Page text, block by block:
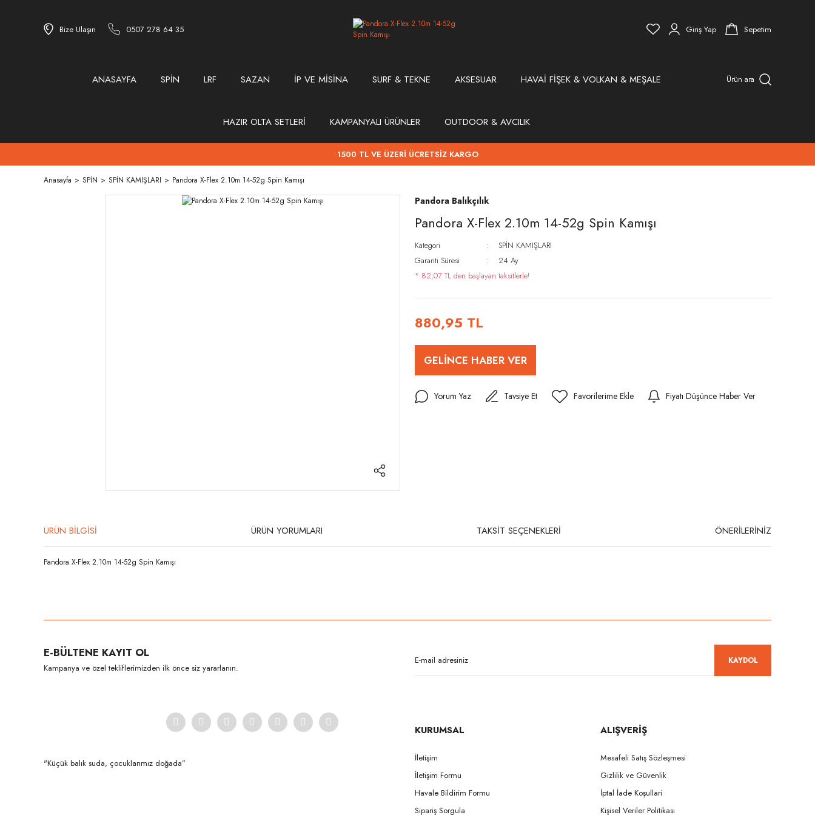
Bize Ulaşın 0507 278 64 35 Giriş Yap Sepetim
ANASAYFA SPİN LRF SAZAN İP VE MİSİNA SURF & TEKNE AKSESUAR HAVAİ FİŞEK & VOLKAN & MEŞALE
HAZIR OLTA SETLERİ KAMPANYALI ÜRÜNLER OUTDOOR & AVCILIK
Ürün ara
1500 TL VE ÜZERİ ÜCRETSİZ KARGO
Anasayfa SPİN SPİN KAMIŞLARI Pandora X-Flex 2.10m 14-52g Spin Kamışı
Pandora Balıkçılık
Pandora X-Flex 2.10m 14-52g Spin Kamışı
Kategori
SPİN KAMIŞLARI
Garanti Süresi
24 Ay
* 82,07 TL den başlayan taksitlerle!
880,95 TL
GELİNCE HABER VER
Yorum Yaz Tavsiye Et Fiyatı Düşünce Haber Ver
ÜRÜN BİLGİSİ ÜRÜN YORUMLARI TAKSİT SEÇENEKLERİ ÖNERİLERİNİZ
Pandora X-Flex 2.10m 14-52g Spin Kamışı
Ürün açıklamasında eksik bilgiler bulunuyor.
Ürün bilgilerinde hatalar bulunuyor.
E-BÜLTENE KAYIT OL
Kampanya ve özel tekliflerimizden ilk önce siz yararlanın.
KAYDOL
"Küçük balık suda, çocuklarımız doğada”
KURUMSAL
İletişim
İletişim Formu
Havale Bildirim Formu
Sipariş Sorgula
ALIŞVERİŞ
Mesafeli Satış Sözleşmesi
Gizlilik ve Güvenlik
İptal İade Koşullari
Kişisel Veriler Politikası